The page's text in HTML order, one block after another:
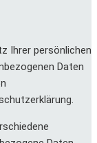
Ihrer persönlichen
Daten